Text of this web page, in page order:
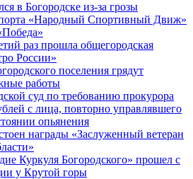
в Богородске из-за грозы
«Народный Спортивный Движ»
раз прошла общегородская
России»
поселения грядут
работы
суд по требованию прокурора
с лица, повторно управлявшего
опьянения
награды «Заслуженный ветеран
Куркуля Богородского» прошел с
у Крутой горы